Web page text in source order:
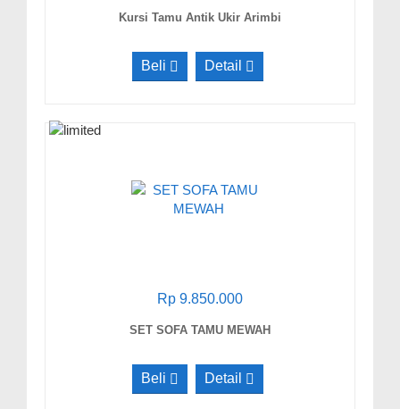
Kursi Tamu Antik Ukir Arimbi
Beli Detail
Rp 9.850.000
SET SOFA TAMU MEWAH
Beli Detail